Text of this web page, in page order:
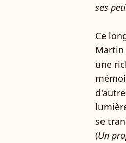
ses
Ce
Martin
une
se
(Un